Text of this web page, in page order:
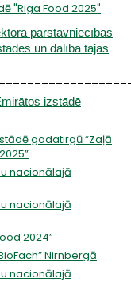
"Riga Food 2025"
pārstāvniecības
un dalība tajās
izstādē
gadatirgū “Zaļā
nacionālajā
nacionālajā
2024”
Nirnbergā
nacionālajā